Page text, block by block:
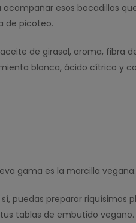
esos bocadillos
de picoteo.
de girasol, aroma, fibra
blanca, ácido cítrico y
gama es la morcilla vegana.
puedas preparar riquísimos
tablas de embutido vegano.